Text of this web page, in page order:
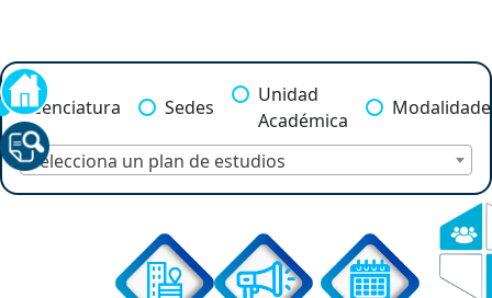
Licenciatura Sedes
Unidad
Académica
Selecciona un plan de estudios